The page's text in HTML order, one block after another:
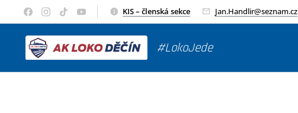
KIS – členská sekce Jan.Handlir@seznam.cz
#LokoJede